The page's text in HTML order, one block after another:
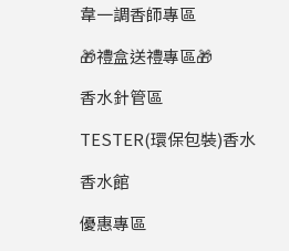
韋一調香師專區
🎁禮盒送禮專區🎁
香水針管區
TESTER(環保包裝)香水
香水館
優惠專區